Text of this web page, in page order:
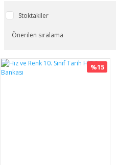
Stoktakiler
%15